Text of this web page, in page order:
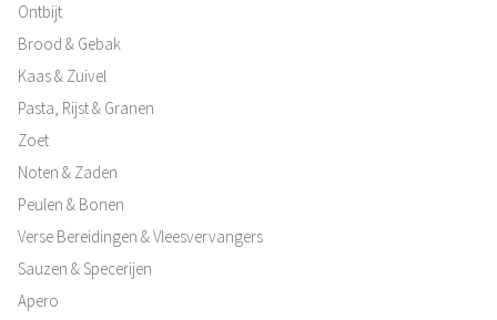
Ontbijt
Brood & Gebak
Kaas & Zuivel
Pasta, Rijst & Granen
Zoet
Noten & Zaden
Peulen & Bonen
Verse Bereidingen & Vleesvervangers
Sauzen & Specerijen
Apero